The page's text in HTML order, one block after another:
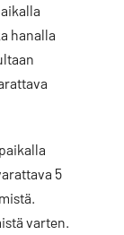
hanalla
5
varten.